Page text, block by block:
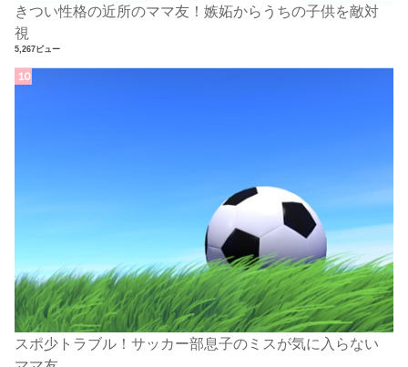
きつい性格の近所のママ友！嫉妬からうちの子供を敵対
視
5,267ビュー
スポ少トラブル！サッカー部息子のミスが気に入らない